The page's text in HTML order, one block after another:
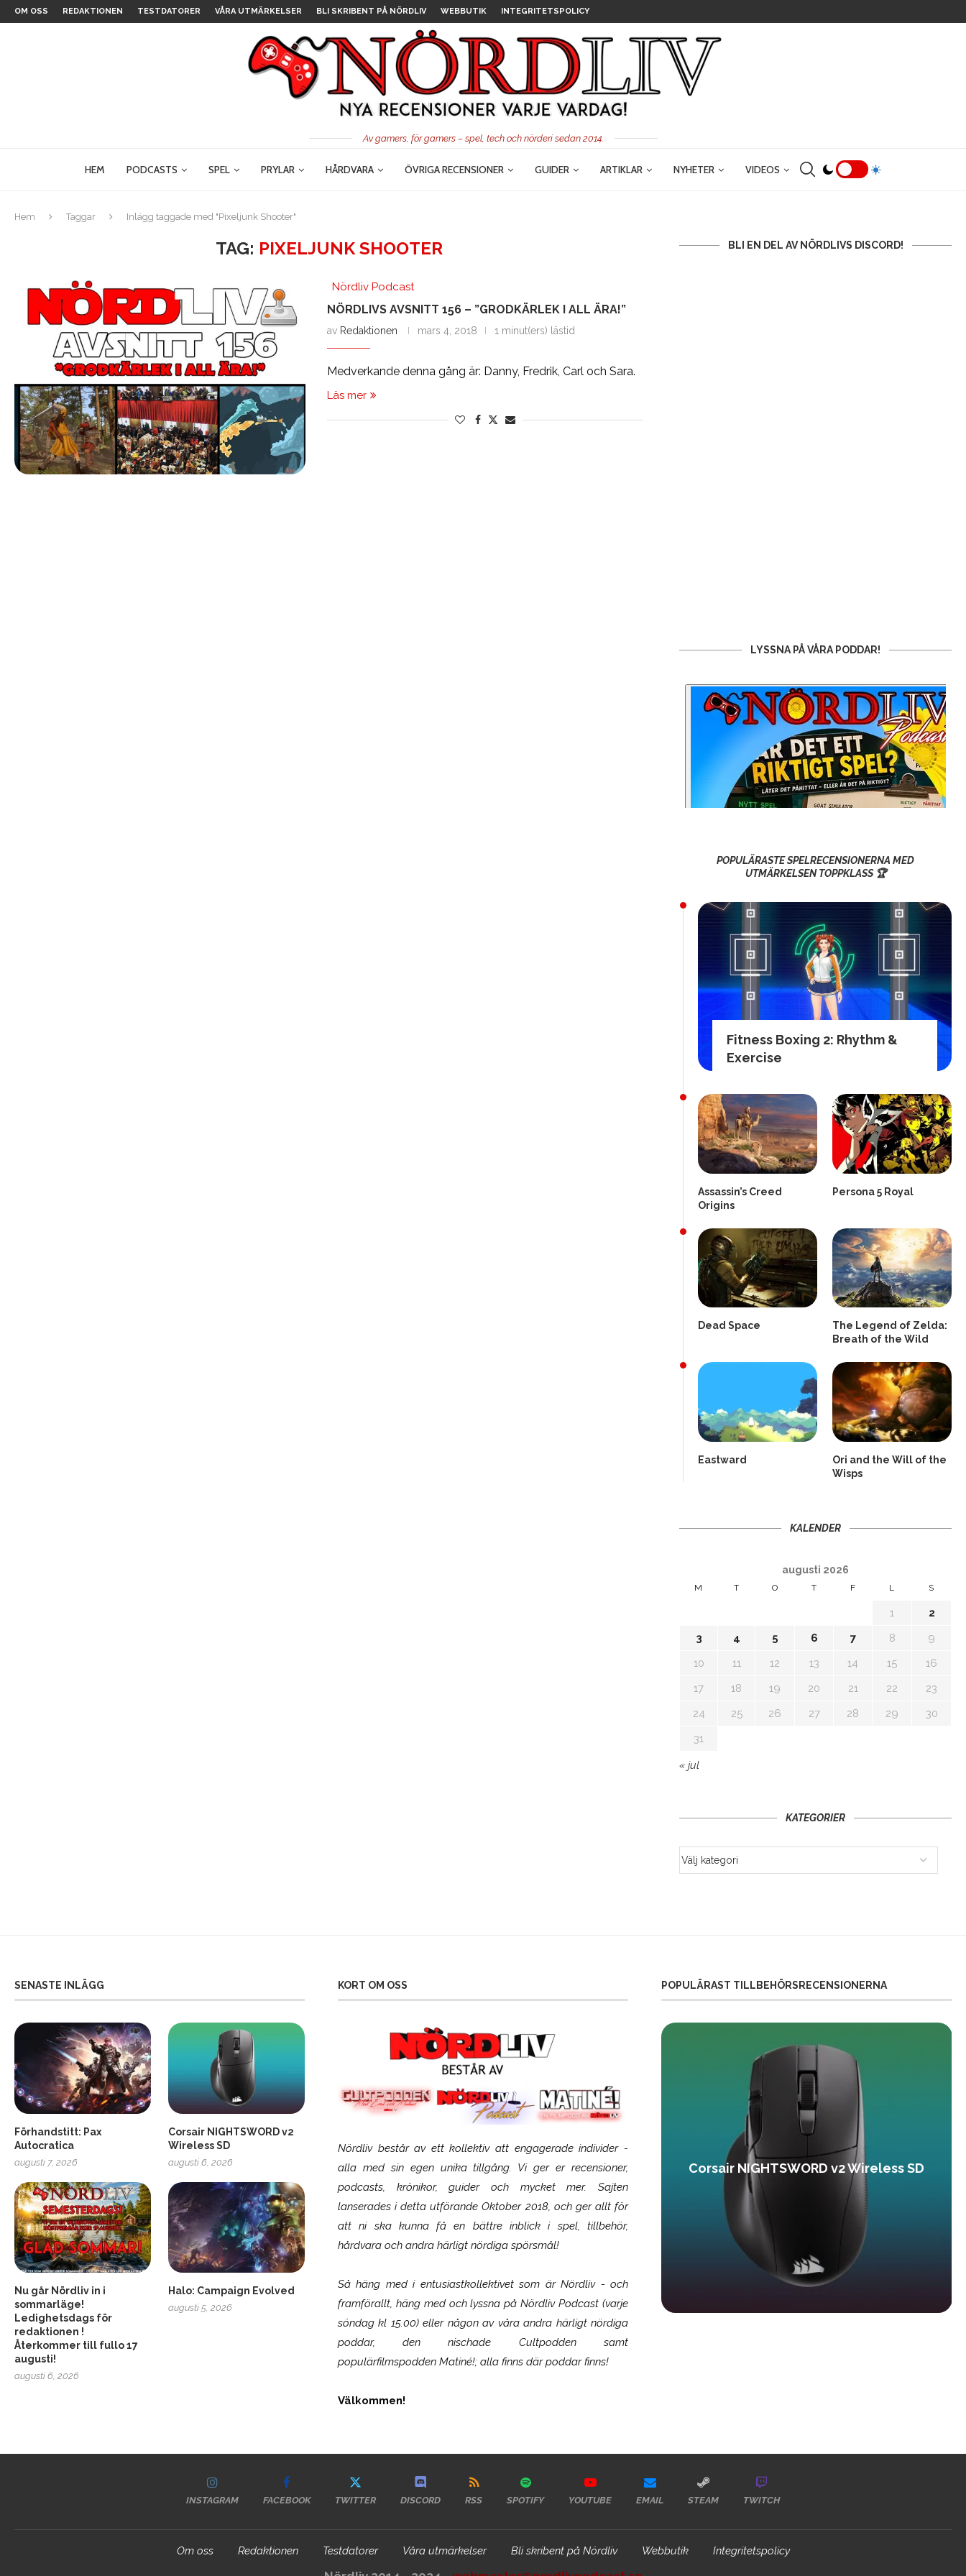
OM OSS REDAKTIONEN TESTDATORER VÅRA UTMÄRKELSER BLI SKRIBENT PÅ NÖRDLIV WEBBUTIK INTEGRITETSPOLICY
Av gamers, för gamers – spel, tech och nörderi sedan 2014.
HEM PODCASTS SPEL PRYLAR HÅRDVARA ÖVRIGA RECENSIONER GUIDER ARTIKLAR NYHETER VIDEOS
Hem Taggar Inlägg taggade med "Pixeljunk Shooter"
TAG: PIXELJUNK SHOOTER
Nördliv Podcast
NÖRDLIVS AVSNITT 156 – ”GRODKÄRLEK I ALL ÄRA!”
av Redaktionen mars 4, 2018 1 minut(ers) lästid
Medverkande denna gång är: Danny, Fredrik, Carl och Sara.
Läs mer
BLI EN DEL AV NÖRDLIVS DISCORD!
LYSSNA PÅ VÅRA PODDAR!
POPULÄRASTE SPELRECENSIONERNA MED
UTMÄRKELSEN TOPPKLASS 🏆
Fitness Boxing 2: Rhythm &
Exercise
Assassin’s Creed
Origins
Persona 5 Royal
Dead Space
The Legend of Zelda:
Breath of the Wild
Eastward
Ori and the Will of the
Wisps
KALENDER
augusti 2026
M T O T F L S
1
2
3
4 5 6 7 8
9
10
11 12 13 14 15
16
17
18 19 20 21 22
23
24
25 26 27 28 29
30
31
« jul
KATEGORIER
SENASTE INLÄGG
Förhandstitt: Pax
Autocratica
augusti 7, 2026
Corsair NIGHTSWORD v2
Wireless SD
augusti 6, 2026
Nu går Nördliv in i
sommarläge!
Ledighetsdags för
redaktionen !
Återkommer till fullo 17
augusti!
augusti 6, 2026
Halo: Campaign Evolved
augusti 5, 2026
KORT OM OSS
Nördliv består av ett kollektiv att engagerade individer -
alla med sin egen unika tillgång. Vi ger er recensioner,
podcasts, krönikor, guider och mycket mer. Sajten
lanserades i detta utförande Oktober 2018, och ger allt för
att ni ska kunna få en bättre inblick i spel, tillbehör,
hårdvara och andra härligt nördiga spörsmål!
Så häng med i entusiastkollektivet som ärNördliv- och
framförallt, häng med och lyssna på Nördliv Podcast (varje
söndag kl 15.00) eller någon av våra andra härligt nördiga
poddar, den nischade Cultpodden samt
populärfilmspodden Matiné!; alla finns där poddar finns!
Välkommen!
POPULÄRAST TILLBEHÖRSRECENSIONERNA
Soundcore Liberty 5 Pro SCUF Gaming Omega Corsair NIGHTSWORD v2 Wireless SD
INSTAGRAM FACEBOOK TWITTER DISCORD RSS SPOTIFY YOUTUBE EMAIL STEAM TWITCH
Om oss Redaktionen Testdatorer Våra utmärkelser Bli skribent på Nördliv Webbutik Integritetspolicy